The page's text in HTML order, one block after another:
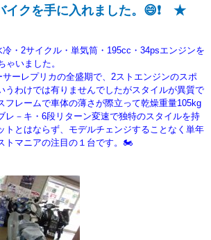
クを手に入れました。😄❗ ★
・2サイクル・単気筒・195cc・34psエンジンを
ゃいました。
ーレプリカの全盛期で、2ストエンジンのスポ
うわけでは有りませんでしたがスタイルが異質で
フレームで車体の薄さが際立って乾燥重量105kg
レ－キ ・6段リターン変速で独特のスタイルを持
トとはならず、モデルチェンジすることなく単年
トマニアの注目の１台です。🏍️